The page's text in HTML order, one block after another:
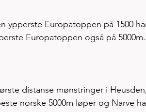
ypperste Europatoppen på 1500
Europatoppen også på 5000m.
distanse mønstringer i
norske 5000m løper og Narve